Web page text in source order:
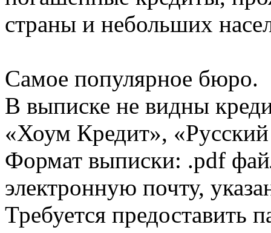
страны и небольших
Самое популярное бюро.
В выписке не видны
«Хоум Кредит»,
Формат выписки: .pdf
электронную почту,
Требуется предоставить